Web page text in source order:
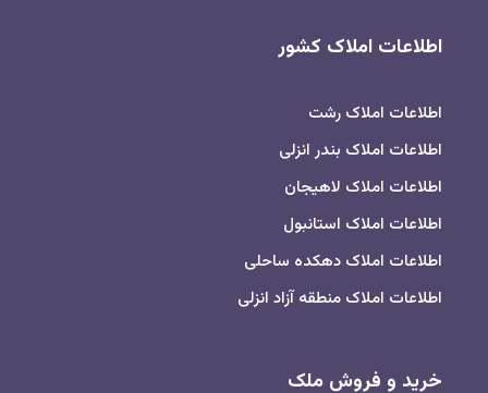
اطلاعات املاک کشور
اطلاعات املاک رشت
اطلاعات املاک بندر انزلی
اطلاعات املاک لاهیجان
اطلاعات املاک استانبول
اطلاعات املاک دهکده ساحلی
اطلاعات املاک منطقه آزاد انزلی
خرید و فروش ملک